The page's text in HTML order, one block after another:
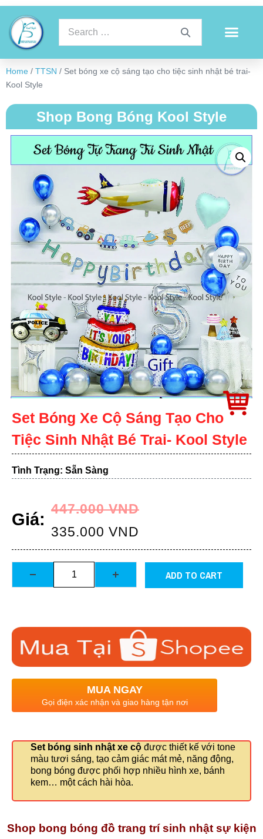
Home / TTSN / Set bóng xe cộ sáng tạo cho tiệc sinh nhật bé trai-
Kool Style
Shop Bong Bóng Kool Style
Set Bóng Xe Cộ Sáng Tạo Cho
Tiệc Sinh Nhật Bé Trai- Kool Style
Tình Trạng: Sẵn Sàng
Giá:
447.000VND
335.000 VND
ADD TO CART
MUA NGAY
Gọi điện xác nhận và giao hàng tận nơi
Set bóng sinh nhật xe cộ được thiết kế với tone
màu tươi sáng, tạo cảm giác mát mẻ, năng động,
bong bóng được phối hợp nhiều hình xe, bánh
kem… một cách hài hòa.
Shop bong bóng đồ trang trí sinh nhật sự kiện